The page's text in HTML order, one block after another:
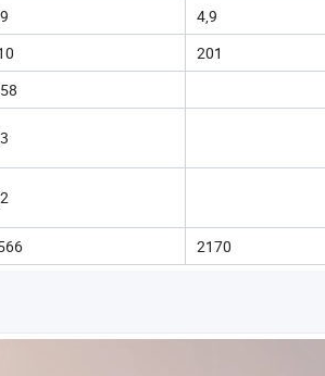
4,9
201
2170